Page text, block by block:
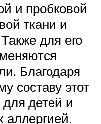
и пробковой
ткани и
для его
Благодаря
составу этот
детей и